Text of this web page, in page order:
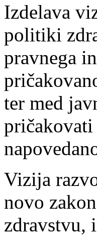
Izdelava
politiki
pravnega
ter med
pričakovati
Vizija
novo
zdravstvu,